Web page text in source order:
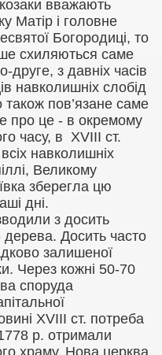
вважають
Матір і головне
Богородиці, то
схиляються саме
з давніх часів
навколишніх слобід
пов’язане саме
про це - в окремому
часу, в XVIII ст.
навколишніх
Великому
зберегла цю
дні.
з досить
дерева. Досить часто
залишеної
Через кожні 50-70
споруда
XVIII ст. потреба
р. отримали
храму. Нова церква